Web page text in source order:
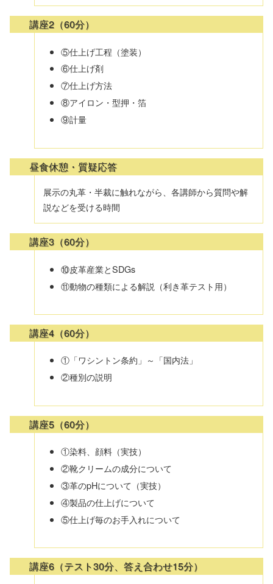
講座2（60分）
⑤仕上げ工程（塗装）
⑥仕上げ剤
⑦仕上げ方法
⑧アイロン・型押・箔
⑨計量
昼食休憩・質疑応答
展示の丸革・半裁に触れながら、各講師から質問や解
説などを受ける時間
講座3（60分）
⑩皮革産業とSDGs
⑪動物の種類による解説（利き革テスト用）
講座4（60分）
①「ワシントン条約」～「国内法」
②種別の説明
講座5（60分）
①染料、顔料（実技）
②靴クリームの成分について
③革のpHについて（実技）
④製品の仕上げについて
⑤仕上げ毎のお手入れについて
講座6（テスト30分、答え合わせ15分）